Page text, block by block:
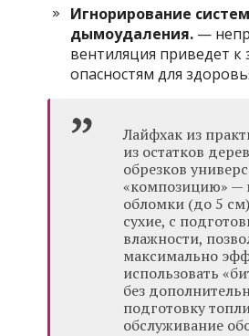
Игнорирование
дымоудаления. —
вентиляция приведет к
опасностям для
Лайфхак из
из остатков
обрезков
«композицию» —
обломки (до 5
сухие, с
влажности,
максимально
использовать
без
подготовку
обслуживание